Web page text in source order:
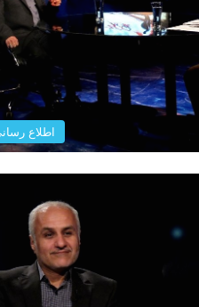
اطلاع